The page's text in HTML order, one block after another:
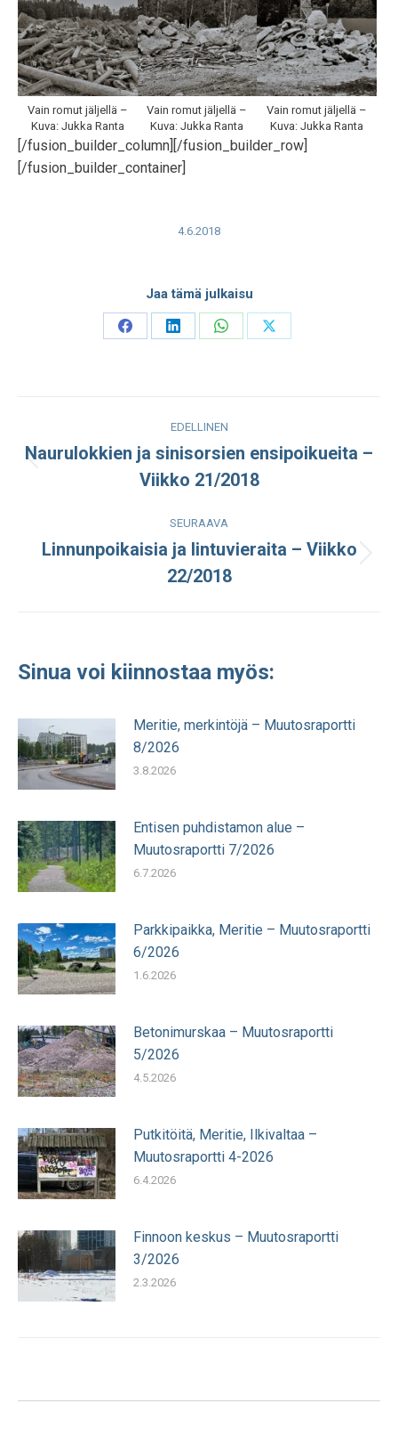
Vain romut jäljellä –
Kuva: Jukka Ranta
Vain romut jäljellä –
Kuva: Jukka Ranta
Vain romut jäljellä –
Kuva: Jukka Ranta
[/fusion_builder_column][/fusion_builder_row]
[/fusion_builder_container]
4.6.2018
Jaa tämä julkaisu
Share
Share
Share
Share
navigation
EDELLINEN
julkaisu:
Naurulokkien ja sinisorsien ensipoikueita –
Viikko 21/2018
SEURAAVA
julkaisu:
Linnunpoikaisia ja lintuvieraita – Viikko
22/2018
Sinua voi kiinnostaa myös:
Meritie, merkintöjä – Muutosraportti
8/2026
3.8.2026
Entisen puhdistamon alue –
Muutosraportti 7/2026
6.7.2026
Parkkipaikka, Meritie – Muutosraportti
6/2026
1.6.2026
Betonimurskaa – Muutosraportti
5/2026
4.5.2026
Putkitöitä, Meritie, Ilkivaltaa –
Muutosraportti 4-2026
6.4.2026
Finnoon keskus – Muutosraportti
3/2026
2.3.2026